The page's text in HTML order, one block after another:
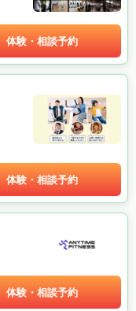
体験・相談予約
体験・相談予約
体験・相談予約